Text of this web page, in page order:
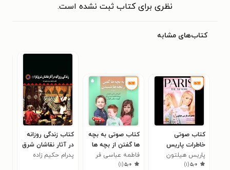
نظری برای کتاب ثبت نشده است.
کتاب‌های مشابه
کتاب صوتی
خاطرات پاریس
هیلتون (خلاصه
کتاب)
پاریس هیلتون
۵٫۰(۱)
کتاب صوتی به بچه
ها گفتن از بچه ها
شنیدن (جلد دوم)
فاطمه عباسی فر
۵٫۰(۱)
کتاب زندگی روزانه
در آثار نقاشان شرق
گرا (۱)
پدرام حکیم زاده